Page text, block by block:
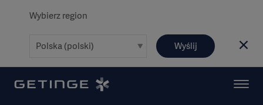
Wybierz region
Wyślij